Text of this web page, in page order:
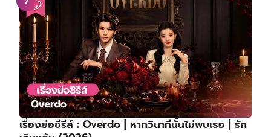
เรื่องย่อซีรีส์ : Overdo | หากวินาทีนั้นไม่พบเธอ | รัก